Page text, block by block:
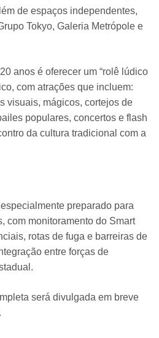
de espaços independentes,
Tokyo, Galeria Metrópole e
anos é oferecer um “rolê lúdico
com atrações que incluem:
visuais, mágicos, cortejos de
populares, concertos e flash
da cultura tradicional com a
preparado para
com monitoramento do Smart
rotas de fuga e barreiras de
entre forças de
será divulgada em breve
.